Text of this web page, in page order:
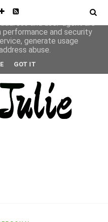
to deliver its services
and user-agent are
performance and security
generate usage
abuse.
GOT IT